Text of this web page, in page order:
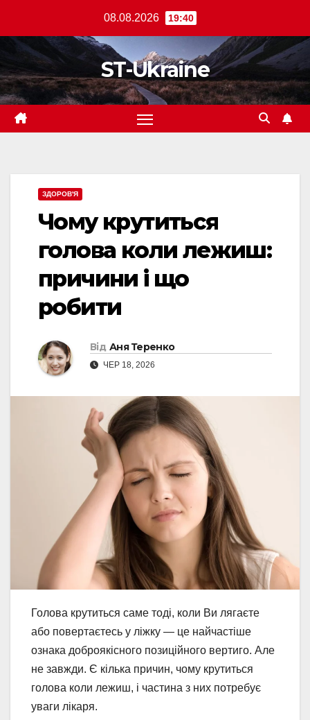
вмісту
08.08.2026 19:40
ST-Ukraine
ЗДОРОВ'Я
Чому крутиться
голова коли лежиш:
причини і що
робити
Від Аня Теренко
ЧЕР 18, 2026
Голова крутиться саме тоді, коли Ви лягаєте
або повертаєтесь у ліжку — це найчастіше
ознака доброякісного позиційного вертиго. Але
не завжди. Є кілька причин, чому крутиться
голова коли лежиш, і частина з них потребує
уваги лікаря.